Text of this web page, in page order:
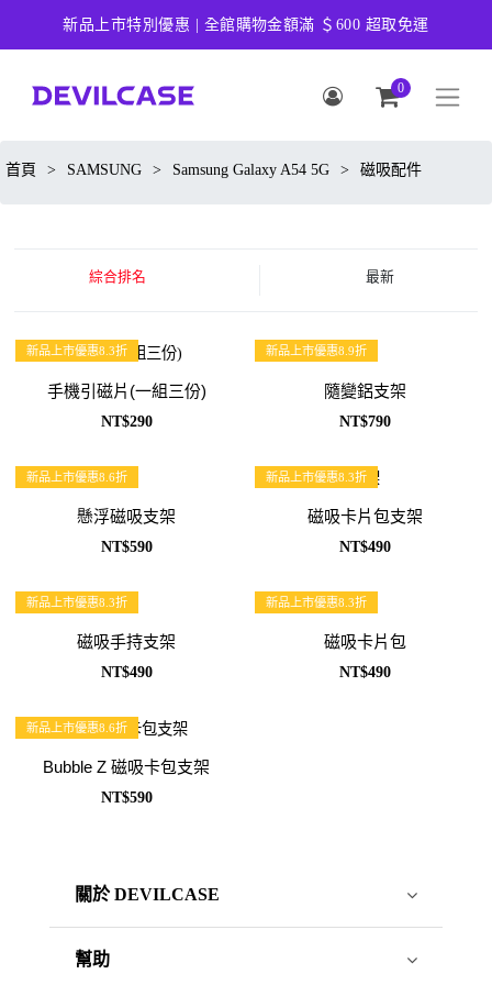
新品上市特別優惠 | 全館購物金額滿 ＄600 超取免運
0
首頁 > SAMSUNG > Samsung Galaxy A54 5G > 磁吸配件
綜合排名 最新
新品上市優惠8.3折
手機引磁片(一組三份)
NT$290
新品上市優惠8.9折
隨變鋁支架
NT$790
新品上市優惠8.6折
懸浮磁吸支架
NT$590
新品上市優惠8.3折
磁吸卡片包支架
NT$490
新品上市優惠8.3折
磁吸手持支架
NT$490
新品上市優惠8.3折
磁吸卡片包
NT$490
新品上市優惠8.6折
Bubble Z 磁吸卡包支架
NT$590
關於 DEVILCASE
幫助